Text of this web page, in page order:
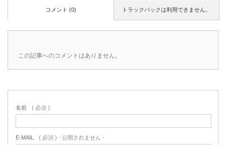
トラックバックは利用できません。
コメント (0)
この記事へのコメントはありません。
名前 ( 必須 )
E-MAIL ( 必須 ) - 公開されません -